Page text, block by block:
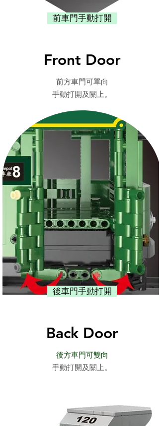
前車門手動打開
Front Door
前方車門可單向
手動打開及關上。
後車門手動打開
Back Door
後方車門可雙向
手動打開及關上。